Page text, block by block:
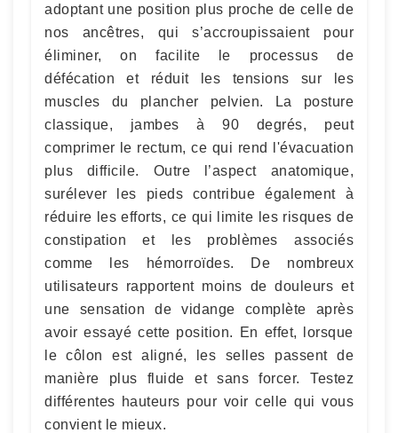
adoptant une position plus proche de celle de
nos ancêtres, qui s’accroupissaient pour
éliminer, on facilite le processus de
défécation et réduit les tensions sur les
muscles du plancher pelvien. La posture
classique, jambes à 90 degrés, peut
comprimer le rectum, ce qui rend l'évacuation
plus difficile. Outre l’aspect anatomique,
surélever les pieds contribue également à
réduire les efforts, ce qui limite les risques de
constipation et les problèmes associés
comme les hémorroïdes. De nombreux
utilisateurs rapportent moins de douleurs et
une sensation de vidange complète après
avoir essayé cette position. En effet, lorsque
le côlon est aligné, les selles passent de
manière plus fluide et sans forcer. Testez
différentes hauteurs pour voir celle qui vous
convient le mieux.